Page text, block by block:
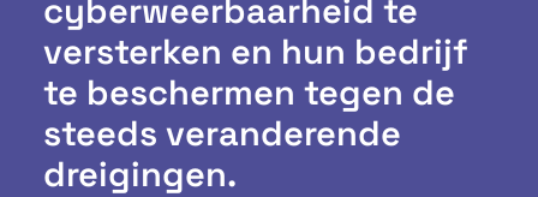
cyberweerbaarheid te
versterken en hun bedrijf
te beschermen tegen de
steeds veranderende
dreigingen.